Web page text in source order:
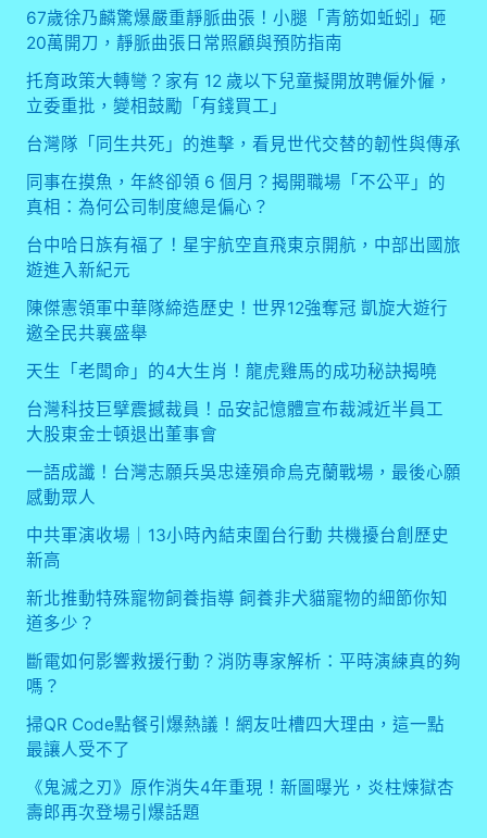
67歲徐乃麟驚爆嚴重靜脈曲張！小腿「青筋如蚯蚓」砸
20萬開刀，靜脈曲張日常照顧與預防指南
托育政策大轉彎？家有 12 歲以下兒童擬開放聘僱外僱，
立委重批，變相鼓勵「有錢買工」
台灣隊「同生共死」的進擊，看見世代交替的韌性與傳承
同事在摸魚，年終卻領 6 個月？揭開職場「不公平」的
真相：為何公司制度總是偏心？
台中哈日族有福了！星宇航空直飛東京開航，中部出國旅
遊進入新紀元
陳傑憲領軍中華隊締造歷史！世界12強奪冠 凱旋大遊行
邀全民共襄盛舉
天生「老闆命」的4大生肖！龍虎雞馬的成功秘訣揭曉
台灣科技巨擘震撼裁員！品安記憶體宣布裁減近半員工
大股東金士頓退出董事會
一語成讖！台灣志願兵吳忠達殞命烏克蘭戰場，最後心願
感動眾人
中共軍演收場｜13小時內結束圍台行動 共機擾台創歷史
新高
新北推動特殊寵物飼養指導 飼養非犬貓寵物的細節你知
道多少？
斷電如何影響救援行動？消防專家解析：平時演練真的夠
嗎？
掃QR Code點餐引爆熱議！網友吐槽四大理由，這一點
最讓人受不了
《鬼滅之刃》原作消失4年重現！新圖曝光，炎柱煉獄杏
壽郎再次登場引爆話題